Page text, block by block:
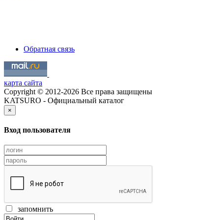
Обратная связь
карта сайта
Copyright © 2012-2026 Все права защищены
KATSURO - Официальный каталог
×
Вход пользователя
запомнить